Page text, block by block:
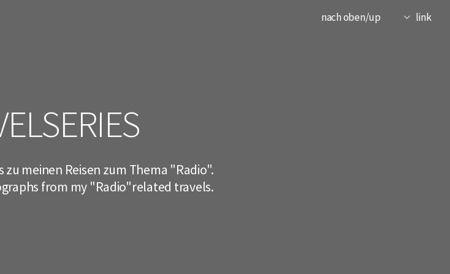
nach oben/up link
meinen Reisen zum Thema "Radio".
from my "Radio"related travels.